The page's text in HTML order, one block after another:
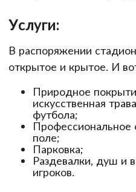
Услуги:
В распоряжении
открытое и крытое. И
Природное
искусственная
футбола;
Профессиональное
поле;
Парковка;
Раздевалки, душ и
игроков.